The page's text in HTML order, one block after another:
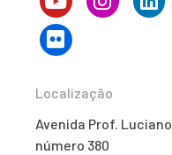
Localização
Avenida Prof.
número 380